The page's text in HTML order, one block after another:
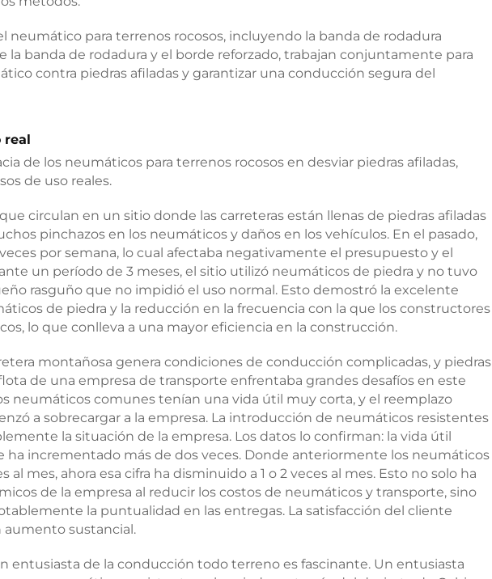
neumático para terrenos rocosos, incluyendo la banda de rodadura
la banda de rodadura y el borde reforzado, trabajan conjuntamente para
contra piedras afiladas y garantizar una conducción segura del
real
de los neumáticos para terrenos rocosos en desviar piedras afiladas,
de uso reales.
circulan en un sitio donde las carreteras están llenas de piedras afiladas
pinchazos en los neumáticos y daños en los vehículos. En el pasado,
por semana, lo cual afectaba negativamente el presupuesto y el
un período de 3 meses, el sitio utilizó neumáticos de piedra y no tuvo
rasguño que no impidió el uso normal. Esto demostró la excelente
de piedra y la reducción en la frecuencia con la que los constructores
lo que conlleva a una mayor eficiencia en la construcción.
montañosa genera condiciones de conducción complicadas, y piedras
de una empresa de transporte enfrentaba grandes desafíos en este
neumáticos comunes tenían una vida útil muy corta, y el reemplazo
a sobrecargar a la empresa. La introducción de neumáticos resistentes
la situación de la empresa. Los datos lo confirman: la vida útil
ha incrementado más de dos veces. Donde anteriormente los neumáticos
al mes, ahora esa cifra ha disminuido a 1 o 2 veces al mes. Esto no solo ha
de la empresa al reducir los costos de neumáticos y transporte, sino
la puntualidad en las entregas. La satisfacción del cliente
sustancial.
entusiasta de la conducción todo terreno es fascinante. Un entusiasta